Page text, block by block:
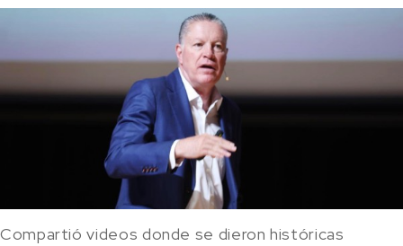
Compartió videos donde se dieron históricas